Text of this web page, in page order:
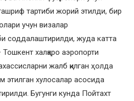
тартиби жорий этилди, бир
учун визалар
соддалаштирилди, жуда катта
халқаро аэропорти
жалб қилган ҳолда
этилган хулосалар асосида
Бугунги кунда Пойтахт